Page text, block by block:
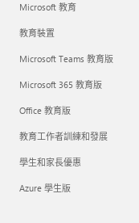
Microsoft 教育
教育裝置
Microsoft Teams 教育版
Microsoft 365 教育版
Office 教育版
教育工作者訓練和發展
學生和家長優惠
Azure 學生版